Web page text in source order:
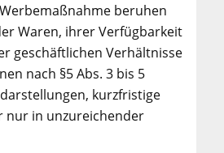
beruhen
Waren, ihrer Verfügbarkeit
geschäftlichen Verhältnisse
nach §5 Abs. 3 bis 5
kurzfristige
nur in unzureichender